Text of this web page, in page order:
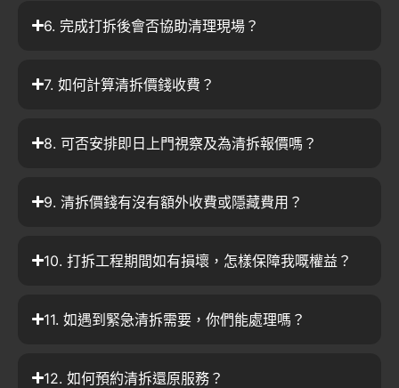
6. 完成打拆後會否協助清理現場？
7. 如何計算清拆價錢收費？
8. 可否安排即日上門視察及為清拆報價嗎？
9. 清拆價錢有沒有額外收費或隱藏費用？
10. 打拆工程期間如有損壞，怎樣保障我嘅權益？
11. 如遇到緊急清拆需要，你們能處理嗎？
12. 如何預約清拆還原服務？